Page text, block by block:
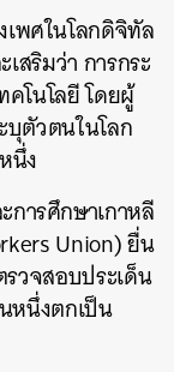
พศในโลกดิจิทัล
สริมว่า การกระ
คโนโลยี โดยผู้
บุตัวตนในโลก
นึ่ง
ารศึกษาเกาหลี
Union) ยื่น
วจสอบประเด็น
หนึ่งตกเป็น